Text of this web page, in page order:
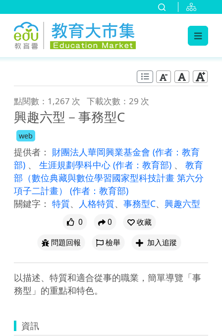
點閱數：1,267 次 下載次數：29 次
興趣六型－事務型C
web
提供者： 財團法人華岡興業基金會 (作者：教育
部) 、 生涯規劃學科中心 (作者：教育部) 、 教育
部（數位典藏與數位學習國家型科技計畫 第六分
項子二計畫） (作者：教育部)
關鍵字： 特質、 人格特質、 事務型C、 興趣六型
0 0
收藏
問題回報
檢舉 加入追蹤
以描述、特質和適合從事的職業，簡單導覽「事
務型」的重點和特色。
資訊